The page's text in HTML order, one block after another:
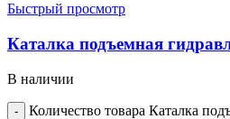
Быстрый просмотр
Каталка подъемная
В наличии
Количество товара Каталка